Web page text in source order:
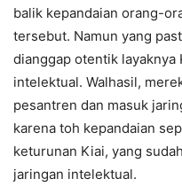
balik kepandaian orang-
tersebut. Namun yang
dianggap otentik layaknya
intelektual. Walhasil,
pesantren dan masuk
karena toh kepandaian
keturunan Kiai, yang
jaringan intelektual.